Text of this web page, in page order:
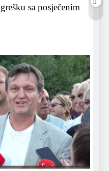
sa posječenim